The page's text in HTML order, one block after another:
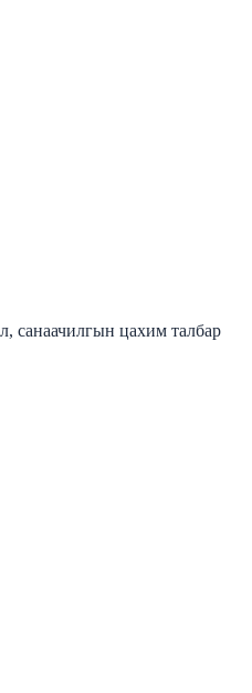
санаачилгын цахим талбар